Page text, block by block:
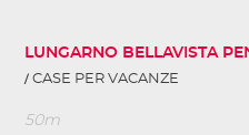
LUNGARNO BELLAVISTA
CASE PER VACANZE
50m